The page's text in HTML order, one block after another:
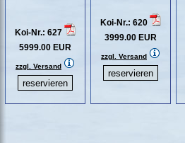
Koi-Nr.: 627
5999.00 EUR
zzgl. Versand
Koi-Nr.: 620
3999.00 EUR
zzgl. Versand